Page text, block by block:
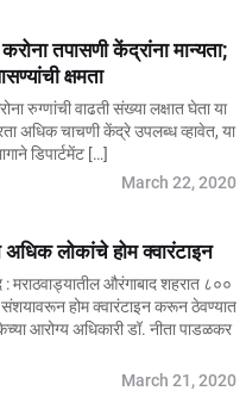
तपासणी केंद्रांना मान्यता;
क्षमता
रुग्णांची वाढती संख्या लक्षात घेता या
अधिक चाचणी केंद्रे उपलब्ध व्हावेत, या
डिपार्टमेंट […]
March 22, 2020
लोकांचे होम क्वारंटाइन
: मराठवाड्यातील औरंगाबाद शहरात ८००
संशयावरून होम क्वारंटाइन करून ठेवण्यात
आरोग्य अधिकारी डॉ. नीता पाडळकर
March 21, 2020